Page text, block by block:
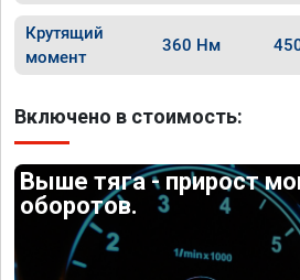
Крутящий
момент
360 Нм
Включено в стоимость:
Выше тяга - прирост
оборотов.